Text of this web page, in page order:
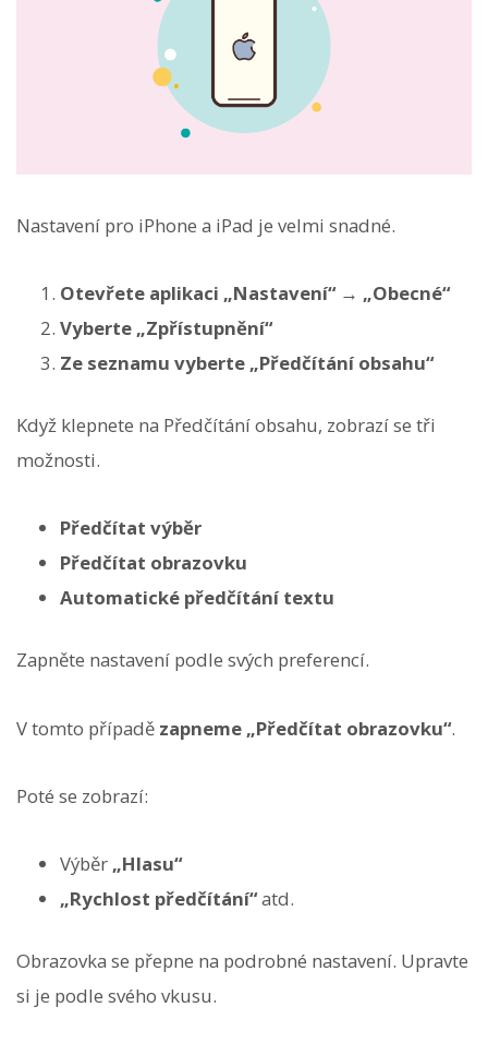
Nastavení pro iPhone a iPad je velmi snadné.
Otevřete aplikaci „Nastavení“ → „Obecné“
Vyberte „Zpřístupnění“
Ze seznamu vyberte „Předčítání obsahu“
Když klepnete na Předčítání obsahu, zobrazí se tři
možnosti.
Předčítat výběr
Předčítat obrazovku
Automatické předčítání textu
Zapněte nastavení podle svých preferencí.
V tomto případě zapneme „Předčítat obrazovku“.
Poté se zobrazí:
Výběr „Hlasu“
„Rychlost předčítání“atd.
Obrazovka se přepne na podrobné nastavení. Upravte
si je podle svého vkusu.